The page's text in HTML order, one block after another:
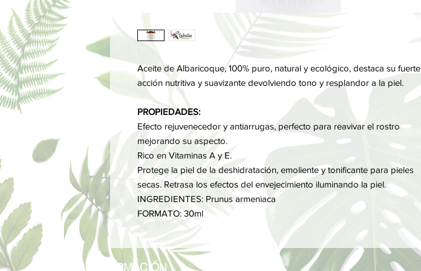
Aceite de Albaricoque, 100% puro, natural y ecológico, destaca su fuerte
acción nutritiva y suavizante devolviendo tono y resplandor a la piel.
PROPIEDADES:
Efecto rejuvenecedor y antiarrugas, perfecto para reavivar el rostro
mejorando su aspecto.
Rico en Vitaminas A y E.
Protege la piel de la deshidratación, emoliente y tonificante para pieles
secas. Retrasa los efectos del envejecimiento iluminando la piel.
INGREDIENTES: Prunus armeniaca
FORMATO: 30ml
INFORMACIÓN